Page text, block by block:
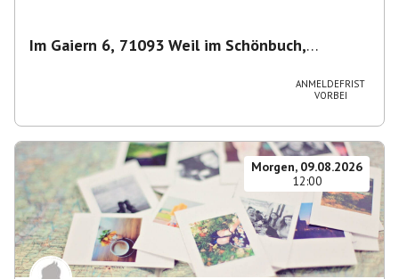
Im Gaiern 6, 71093 Weil im Schönbuch,
ANMELDEFRIST
VORBEI
Morgen, 09.08.2026
12:00